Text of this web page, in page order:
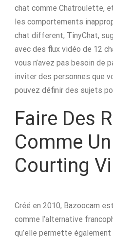
chat comme Chatroulette,
les comportements
chat different, TinyChat,
avec des flux vidéo de 12
vous n’avez pas besoin de
inviter des personnes que
pouvez définir des sujets
Faire Des
Comme
Courting
Créé en 2010, Bazoocam
comme l’alternative
qu’elle permette